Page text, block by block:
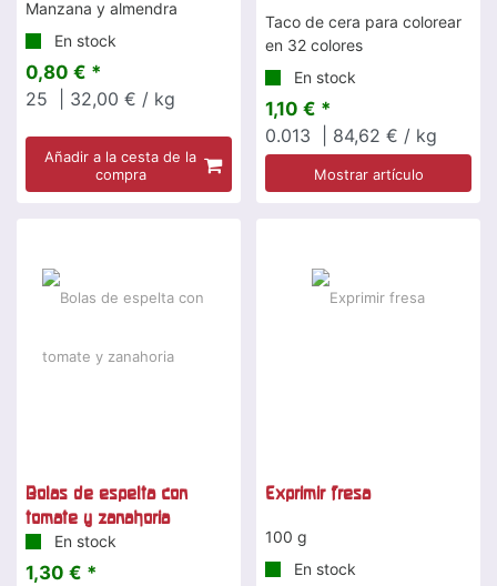
Manzana y almendra
En stock
0,80 € *
25
| 32,00 € / kg
Añadir a la cesta de la
compra
Taco de cera para colorear
en 32 colores
En stock
1,10 € *
0.013
| 84,62 € / kg
Mostrar artículo
Bolas de espelta con
tomate y zanahoria
En stock
1,30 € *
Exprimir fresa
100 g
En stock